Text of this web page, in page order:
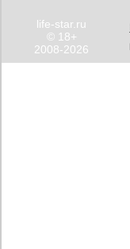
life-star.ru
© 18+
2008-2026